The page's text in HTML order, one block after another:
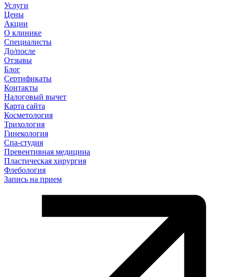
Услуги
Цены
Акции
О клинике
Специалисты
До/после
Отзывы
Блог
Сертификаты
Контакты
Налоговый вычет
Карта сайта
Косметология
Трихология
Гинекология
Спа-студия
Превентивная медицина
Пластическая хирургия
Флебология
Запись на прием